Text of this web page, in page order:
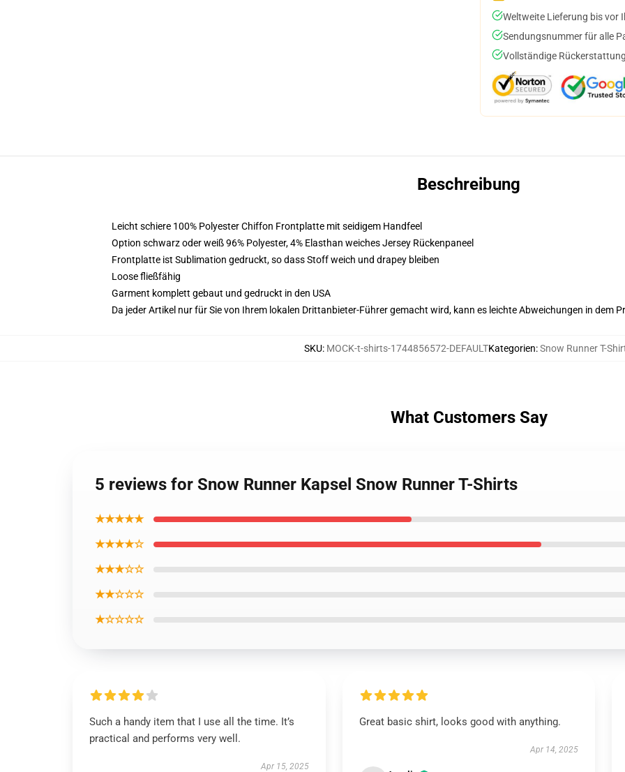
Weltweite Lieferung bis vor
Sendungsnummer für alle
Vollständige
Beschreibung
Leicht schiere 100% Polyester Chiffon Frontplatte mit seidigem Handfeel
Option schwarz oder weiß 96% Polyester, 4% Elasthan weiches Jersey Rückenpaneel
Frontplatte ist Sublimation gedruckt, so dass Stoff weich und drapey bleiben
Loose fließfähig
Garment komplett gebaut und gedruckt in den USA
Da jeder Artikel nur für Sie von Ihrem lokalen Drittanbieter-Führer gemacht wird, kann es leichte Abweichungen in dem
SKU: MOCK-t-shirts-1744856572-DEFAULTKategorien:Snow Runner T-
What Customers Say
5 reviews for Snow Runner Kapsel Snow Runner T-Shirts
★★★★★
★★★★☆
★★★☆☆
★★☆☆☆
★☆☆☆☆
Such a handy item that I use all the time. It’s
practical and performs very well.
Apr 15, 2025
Great basic shirt, looks good with anything.
Apr 14, 2025